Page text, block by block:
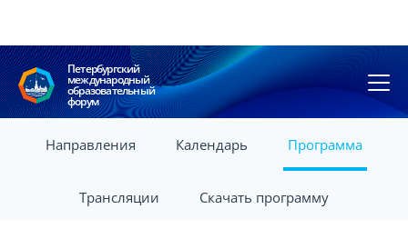
Петербургский
международный
образовательный
форум
Направления Календарь Программа
Трансляции Скачать программу